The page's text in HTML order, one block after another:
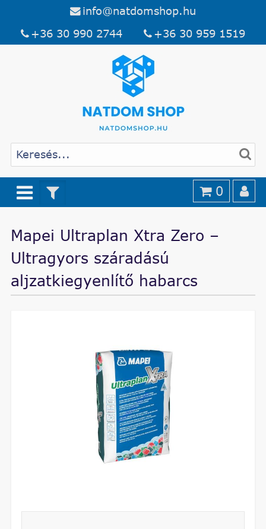
info@natdomshop.hu
+36 30 990 2744
+36 30 959 1519
0
Mapei Ultraplan Xtra Zero –
Ultragyors száradású
aljzatkiegyenlítő habarcs